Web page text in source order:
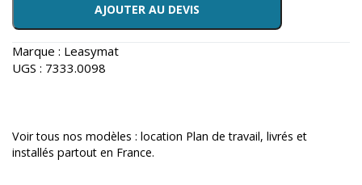
AJOUTER AU DEVIS
Marque : Leasymat
UGS : 7333.0098
Voir tous nos modèles : location Plan de travail, livrés et
installés partout en France.